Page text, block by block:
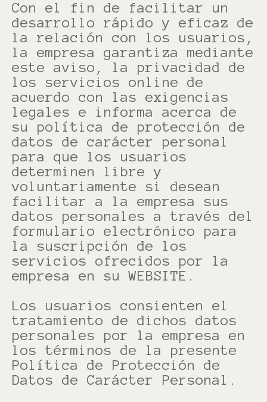
Con el fin de facilitar un
desarrollo rápido y eficaz de
la relación con los usuarios,
la empresa garantiza mediante
este aviso, la privacidad de
los servicios online de
acuerdo con las exigencias
legales e informa acerca de
su política de protección de
datos de carácter personal
para que los usuarios
determinen libre y
voluntariamente si desean
facilitar a la empresa sus
datos personales a través del
formulario electrónico para
la suscripción de los
servicios ofrecidos por la
empresa en su WEBSITE.
Los usuarios consienten el
tratamiento de dichos datos
personales por la empresa en
los términos de la presente
Política de Protección de
Datos de Carácter Personal.